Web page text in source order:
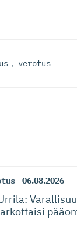
, verotus
06.08.2026